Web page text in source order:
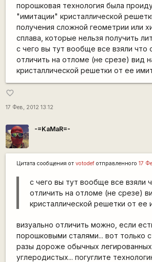
порошковая технология была
"имитации" кристаллической
получения сложной геометрии или
сплава, которые нельзя получить
с чего вы тут вообще все взяли что
отличить на отломе (не срезе) вид
кристаллической решетки от ее
favorite_border
17 Фев, 2012 13:12
-=KaMaR=-
Цитата сообщения от votodefотправленного 17
с чего вы тут вообще все взяли
отличить на отломе (не срезе)
кристаллической решетки от ее
визуально отличить можно, если
порошковыми сталями... вот только
разы дороже обычных
углеродистых... погуглите